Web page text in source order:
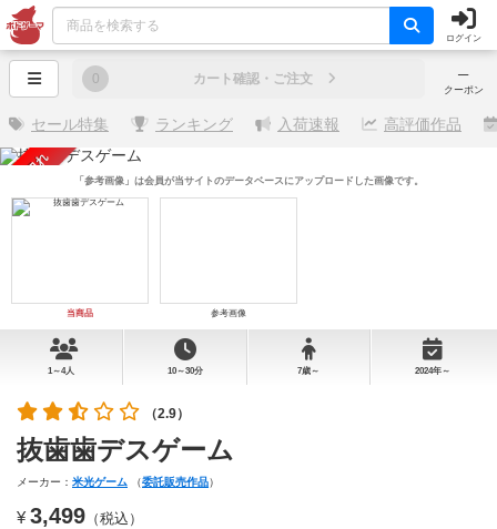
ログイン
─
クーポン
0 カート確認・ご注文
セール特集 ランキング 入荷速報 高評価作品
売り切れ
当商品 参考画像
「参考画像」は会員が当サイトのデータベースにアップロードした画像です。
1～4人 10～30分 7歳～ 2024年～
（2.9）
抜歯歯デスゲーム
メーカー： 米光ゲーム （委託販売作品）
¥ 3,499 （税込）